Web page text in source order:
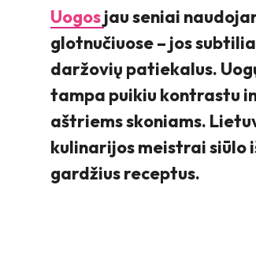
Uogosjau seniai
glotnučiuose – jos
daržovių patiekalus.
tampa puikiu kontrastu
aštriems skoniams.
kulinarijos meistrai
gardžius receptus.